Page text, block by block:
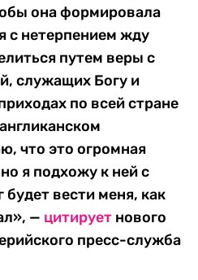
она формировала
с нетерпением жду
путем веры с
служащих Богу и
по всей стране
что это огромная
я подхожу к ней с
будет вести меня, как
— цитирует нового
пресс-служба